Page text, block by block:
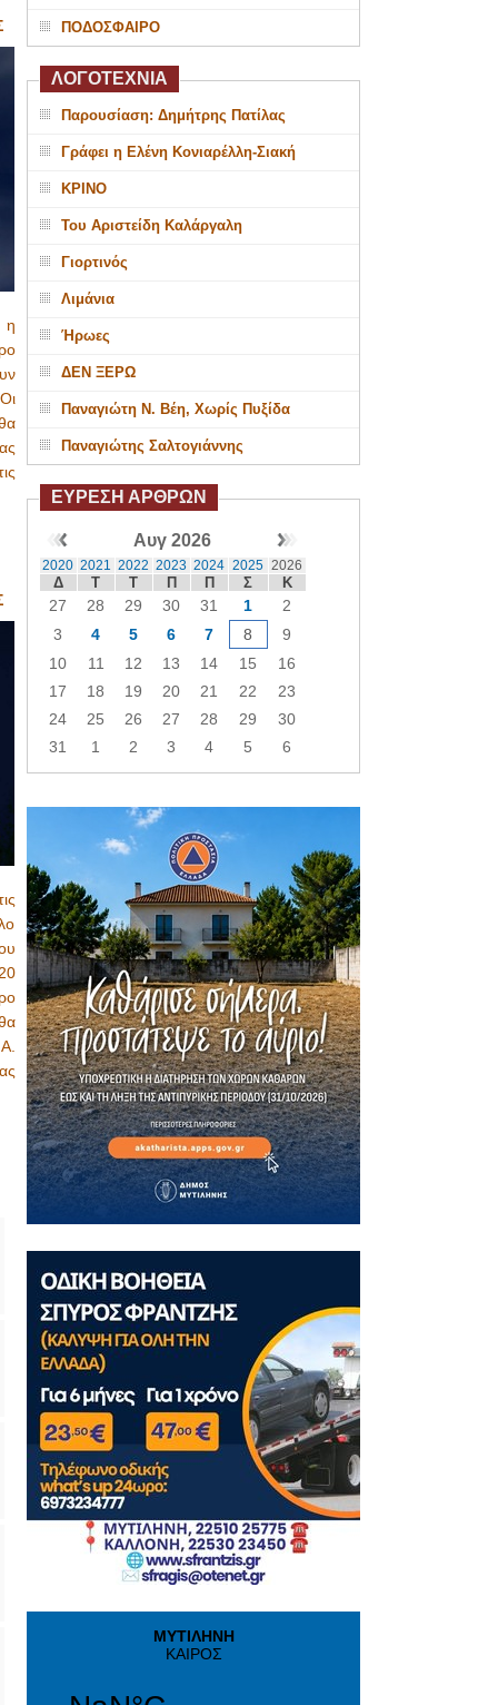
η
ΠΟΔΟΣΦΑΙΡΟ
ΛΟΓΟΤΕΧΝΙΑ
Παρουσίαση: Δημήτρης Πατίλας
Γράφει η Ελένη Κονιαρέλλη-Σιακή
ΚΡΙΝΟ
Του Αριστείδη Καλάργαλη
Γιορτινός
Λιμάνια
Ήρωες
ΔΕΝ ΞΕΡΩ
Παναγιώτη Ν. Βέη, Χωρίς Πυξίδα
Παναγιώτης Σαλτογιάννης
ΕΥΡΕΣΗ ΑΡΘΡΩΝ
Αυγ 2026
2020 2021 2022 2023 2024 2025 2026
Δ Τ Τ Π Π Σ Κ
27 28 29 30 31 1
2
3
4 5 6 7 8
9
10
11 12 13 14 15
16
17
18 19 20 21 22
23
24
25 26 27 28 29
30
31
1 2 3 4 5 6